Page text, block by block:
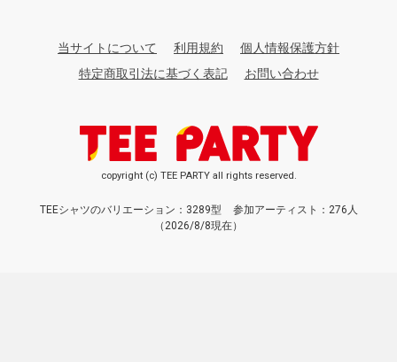
当サイトについて 利用規約
個人情報保護方針
特定商取引法に基づく表記
お問い合わせ
copyright (c) TEE PARTY all rights reserved.
TEEシャツのバリエーション：3289型
参加アーティスト：276人
（2026/8/8現在）